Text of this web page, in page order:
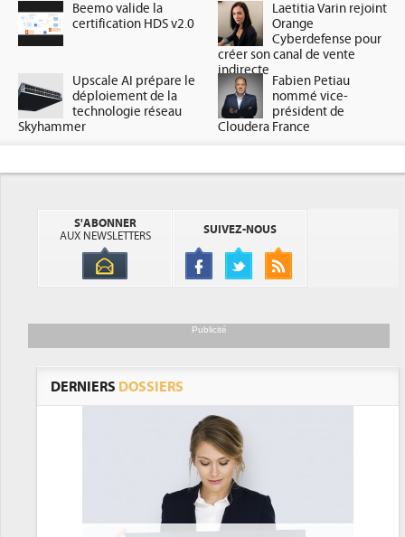
Beemo valide la
certification HDS v2.0
Laetitia Varin rejoint
Orange
Cyberdefense pour
créer son canal de vente
indirecte
Upscale AI prépare le
déploiement de la
technologie réseau
Skyhammer
Fabien Petiau
nommé vice-
président de
Cloudera France
S'ABONNER
AUX NEWSLETTERS
SUIVEZ-NOUS
Publicité
DERNIERS DOSSIERS